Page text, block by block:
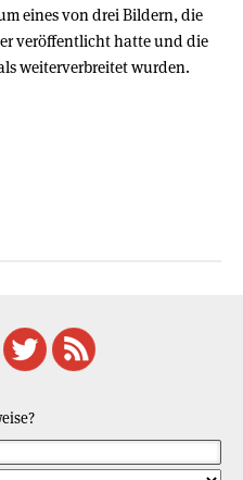
eines von drei Bildern, die
veröffentlicht hatte und die
weiterverbreitet wurden.